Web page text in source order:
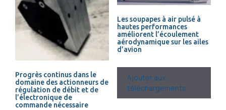
Progrès continus dans le
domaine des actionneurs de
régulation de débit et de
l’électronique de
commande nécessaire
Les soupapes à air pulsé à
hautes performances
améliorent l’écoulement
aérodynamique sur les ailes
d’avion
Ajouter aux
téléchargements